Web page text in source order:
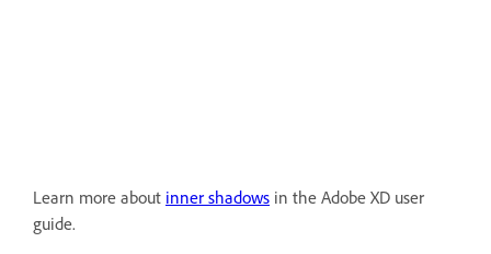
Learn more about inner shadows in the Adobe XD user
guide.